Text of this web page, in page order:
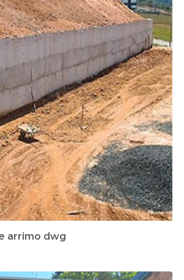
arrimo dwg